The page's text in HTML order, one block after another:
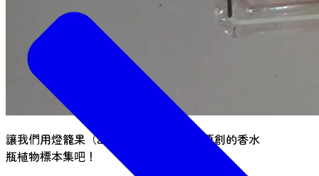
讓我們用燈籠果（amihozuki）製作一個原創的香水
瓶植物標本集吧！